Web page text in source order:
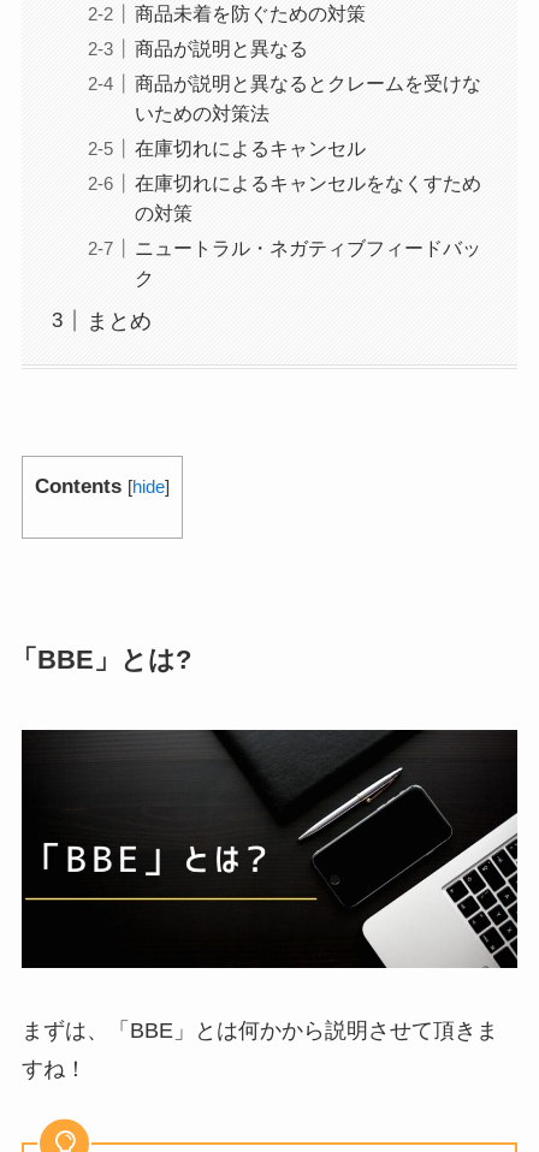
商品未着を防ぐための対策
商品が説明と異なる
商品が説明と異なるとクレームを受けな
いための対策法
在庫切れによるキャンセル
在庫切れによるキャンセルをなくすため
の対策
ニュートラル・ネガティブフィードバッ
ク
まとめ
Contents [hide]
「BBE」とは?
まずは、「BBE」とは何かから説明させて頂きま
すね！